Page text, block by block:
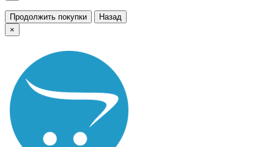
Продолжить покупки
Назад
×